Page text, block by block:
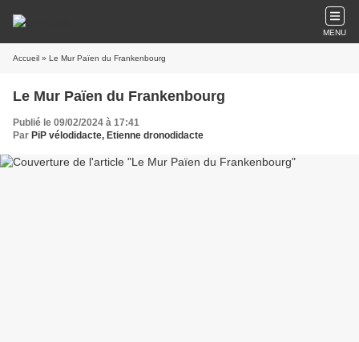
MENU
Accueil » Le Mur Païen du Frankenbourg
Le Mur Païen du Frankenbourg
Publié le 09/02/2024 à 17:41
Par PiP vélodidacte, Etienne dronodidacte